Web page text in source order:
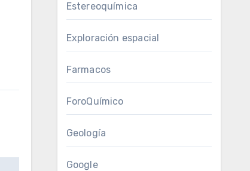
Estereoquímica
Exploración espacial
Farmacos
ForoQuímico
Geología
Google